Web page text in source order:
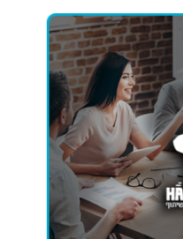
עבורנו חברת
Digital Point
המגיעות
טוב
מערכות
›